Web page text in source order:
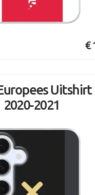
€
Uitshirt
2020-2021